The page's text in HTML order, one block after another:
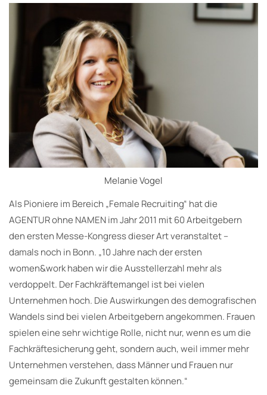
Melanie Vogel
Als Pioniere im Bereich „Female Recruiting“ hat die
AGENTUR ohne NAMEN im Jahr 2011 mit 60 Arbeitgebern
den ersten Messe-Kongress dieser Art veranstaltet –
damals noch in Bonn. „10 Jahre nach der ersten
women&work haben wir die Ausstellerzahl mehr als
verdoppelt. Der Fachkräftemangel ist bei vielen
Unternehmen hoch. Die Auswirkungen des demografischen
Wandels sind bei vielen Arbeitgebern angekommen. Frauen
spielen eine sehr wichtige Rolle, nicht nur, wenn es um die
Fachkräftesicherung geht, sondern auch, weil immer mehr
Unternehmen verstehen, dass Männer und Frauen nur
gemeinsam die Zukunft gestalten können.“